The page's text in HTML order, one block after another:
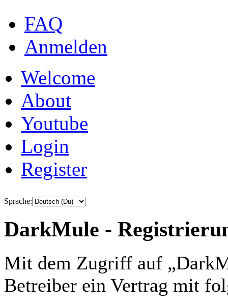
FAQ
Anmelden
Welcome
About
Youtube
Login
Register
Sprache:
DarkMule -
Mit dem Zugriff auf
Betreiber ein Vertrag mit